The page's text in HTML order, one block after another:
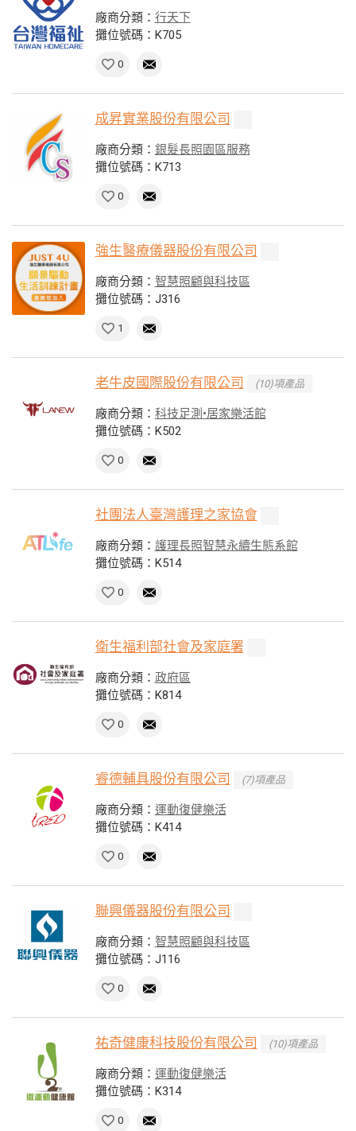
廠商分類： 行天下
攤位號碼：K705
0
成昇實業股份有限公司
廠商分類： 銀髮長照園區服務
攤位號碼：K713
0
強生醫療儀器股份有限公司
廠商分類： 智慧照顧與科技區
攤位號碼：J316
1
老牛皮國際股份有限公司 (10)項產品
廠商分類： 科技足測•居家樂活館
攤位號碼：K502
0
社團法人臺灣護理之家協會
廠商分類： 護理長照智慧永續生態系館
攤位號碼：K514
0
衛生福利部社會及家庭署
廠商分類： 政府區
攤位號碼：K814
0
睿德輔具股份有限公司 (7)項產品
廠商分類： 運動復健樂活
攤位號碼：K414
0
聯興儀器股份有限公司
廠商分類： 智慧照顧與科技區
攤位號碼：J116
0
祐奇健康科技股份有限公司 (10)項產品
廠商分類： 運動復健樂活
攤位號碼：K314
0